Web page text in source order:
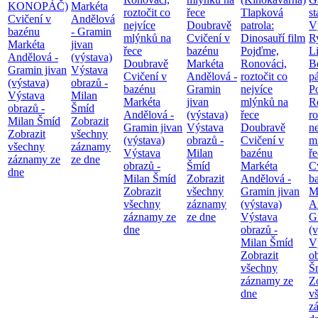
KONOPÁČ)
Cvičení v
bazénu
Markéta
Andělová -
Gramin jivan
(výstava)
Výstava
obrazů -
Milan Šmíd
Zobrazit
všechny
záznamy ze
dne
Markéta
Andělová
- Gramin
jivan
(výstava)
Výstava
obrazů -
Milan
Šmíd
Zobrazit
všechny
záznamy
ze dne
roztočit co
nejvíce
mlýnků na
řece
Doubravě
Cvičení v
bazénu
Markéta
Andělová -
Gramin jivan
(výstava)
Výstava
obrazů -
Milan Šmíd
Zobrazit
všechny
záznamy ze
dne
řece
Doubravě
Cvičení v
bazénu
Markéta
Andělová -
Gramin
jivan
(výstava)
Výstava
obrazů -
Milan
Šmíd
Zobrazit
všechny
záznamy
ze dne
Tlapková
patrola:
Dinosauří film
Pojďme,
Ronováci,
roztočit co
nejvíce
mlýnků na
řece
Doubravě
Cvičení v
bazénu
Markéta
Andělová -
Gramin jivan
(výstava)
Výstava
obrazů -
Milan Šmíd
Zobrazit
všechny
záznamy ze
dne